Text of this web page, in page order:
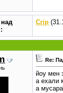
Crip
Re:
йоу мен
а ехали
а